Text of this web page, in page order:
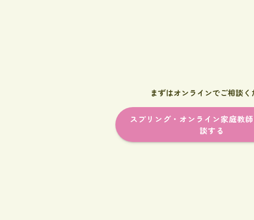
まずはオンラインでご相談く
スプリング・オンライン家庭教
談する